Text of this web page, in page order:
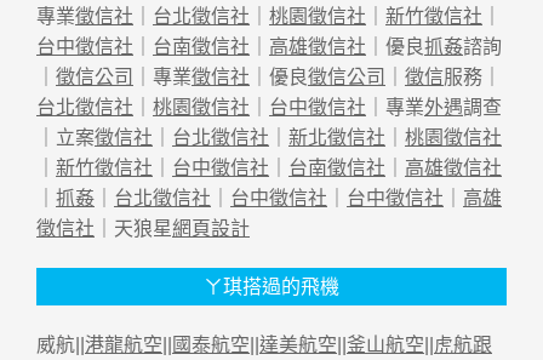
專業徵信社 台北徵信社 桃園徵信社 新竹徵信社
台中徵信社
台南徵信社 高雄徵信社 ｜優良抓姦諮詢
徵信公司 ｜專業徵信社 ｜優良徵信公司 徵信服務｜
台北徵信社
桃園徵信社 台中徵信社 ｜專業外遇調查
｜立案徵信社 台北徵信社 新北徵信社
桃園徵信社
新竹徵信社 台中徵信社 台南徵信社
高雄徵信社
抓姦 台北徵信社 台中徵信社 台中徵信社
高雄
徵信社 ｜天狼星網頁設計
ㄚ琪搭過的飛機
威航|| 港龍航空 國泰航空 達美航空 釜山航空 虎航跟